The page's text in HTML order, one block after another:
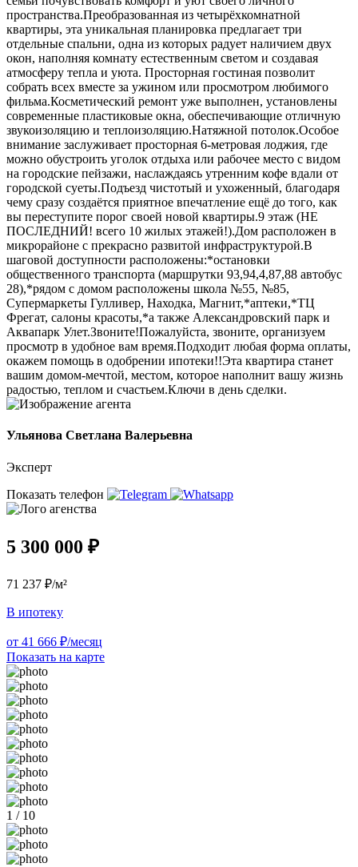
пространства.Преобразованная из четырёхкомнатной
квартиры, эта уникальная планировка предлагает три
отдельные спальни, одна из которых радует наличием двух
окон, наполняя комнату естественным светом и создавая
атмосферу тепла и уюта. Просторная гостиная позволит
собрать всех вместе за ужином или просмотром любимого
фильма.Косметический ремонт уже выполнен, установлены
современные пластиковые окна, обеспечивающие отличную
звукоизоляцию и теплоизоляцию.Натяжной потолок.Особое
внимание заслуживает просторная 6-метровая лоджия, где
можно обустроить уголок отдыха или рабочее место с видом
на городские пейзажи, наслаждаясь утренним кофе вдали от
городской суеты.Подъезд чистотый и ухоженный, благодаря
чему сразу создаётся приятное впечатление ещё до того, как
вы переступите порог своей новой квартиры.9 этаж (НЕ
ПОСЛЕДНИЙ! всего 10 жилых этажей!).Дом расположен в
микрорайоне с прекрасно развитой инфраструктурой.В
шаговой доступности расположены:*остановки
общественного транспорта (маршрутки 93,94,4,87,88 автобус
28),*рядом с домом расположены школа №55, №85,
Супермаркеты Гулливер, Находка, Магнит,*аптеки,*ТЦ
Фрегат, салоны красоты,*а также Александровский парк и
Аквапарк Улет.Звоните!Пожалуйста, звоните, организуем
просмотр в удобное вам время.Подходит любая форма оплаты,
окажем помощь в одобрении ипотеки!!Эта квартира станет
вашим домом-мечтой, местом, которое наполнит вашу жизнь
радостью, теплом и счастьем.Ключи в день сделки.
Ульянова Светлана Валерьевна
Эксперт
Показать телефон
5 300 000 ₽
71 237 ₽/м²
В ипотеку
от 41 666 ₽/месяц
Показать на карте
1 / 10